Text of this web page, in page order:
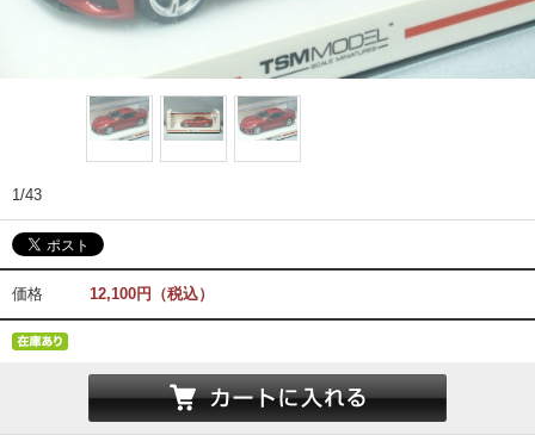
1/43
価格 12,100円（税込）